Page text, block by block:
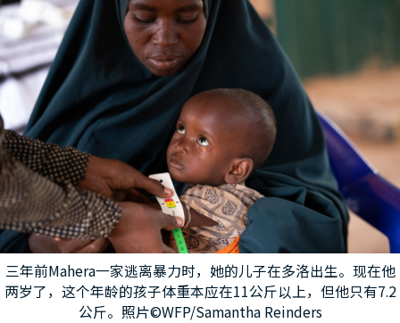
三年前Mahera一家逃离暴力时，她的儿子在多洛出生。现在他
两岁了，这个年龄的孩子体重本应在11公斤以上，但他只有7.2
公斤。照片©WFP/Samantha Reinders